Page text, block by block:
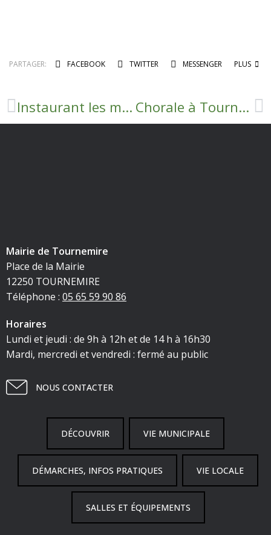
PARTAGER: FACEBOOK TWITTER MESSENGER PLUS
Instaurant les mesures de restrictions des usages de l’eau issue du milieu naturel et du réseau d’eau potable en période de sécheresse Chorale à Tournemire
Mairie de Tournemire
Place de la Mairie
12250 TOURNEMIRE
Téléphone : 05 65 59 90 86
Horaires
Lundi et jeudi : de 9h à 12h et de 14 h à 16h30
Mardi, mercredi et vendredi : fermé au public
NOUS CONTACTER
DÉCOUVRIR VIE MUNICIPALE
DÉMARCHES, INFOS PRATIQUES VIE LOCALE
SALLES ET ÉQUIPEMENTS